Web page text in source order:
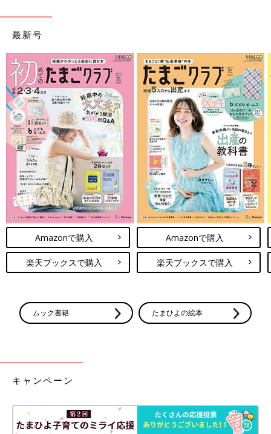
出典：Instagramアカウント「Yoshiko Ishihara」
Yoshiko Ishiharaさんがランチに購入したのは「牛カレーうど
ん」。涼しい季節は、温かい麺類が恋しくなりますよね。セブン
イレブンの牛カレーうどんは電子レンジで温めて食べられるの
で、鍋やどんぶりを洗う手間もなく楽チン♪ すぐに食べられてす
ぐに片付けられるのは嬉しいですよね。
今年もキタコレ！やっぱりおいしいセブ
ンイレブンのおでん
だんだんと涼しさの増す季節になり、セブンイ
レブンの店頭でも「おでん」の販売が始まりま
したね！今回の記事では、そんなセブンイレブ
ンのおでんを楽しむ様子をインスタグラムの投
イレブンにはおいしくてお得な商品が充実していますよね。どん
どん活用して、ランチを楽においしく楽しみましょう！
※記事内容でご紹介している投稿、リンク先は、削除される場合
があります。あらかじめご了承ください。
ます。
最新号
Amazonで購入
楽天ブックスで購入
Amazonで購入
楽天ブックスで購入
ムック書籍 たまひよの絵本
キャンペーン